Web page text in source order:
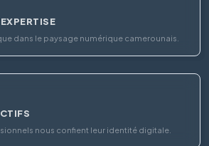
dans le paysage numérique camerounais.
nous confient leur identité digitale.